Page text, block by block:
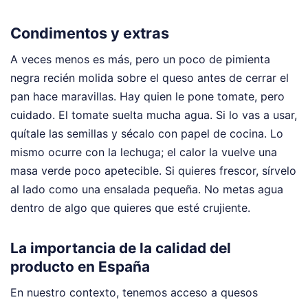
Condimentos y extras
A veces menos es más, pero un poco de pimienta
negra recién molida sobre el queso antes de cerrar el
pan hace maravillas. Hay quien le pone tomate, pero
cuidado. El tomate suelta mucha agua. Si lo vas a usar,
quítale las semillas y sécalo con papel de cocina. Lo
mismo ocurre con la lechuga; el calor la vuelve una
masa verde poco apetecible. Si quieres frescor, sírvelo
al lado como una ensalada pequeña. No metas agua
dentro de algo que quieres que esté crujiente.
La importancia de la calidad del
producto en España
En nuestro contexto, tenemos acceso a quesos